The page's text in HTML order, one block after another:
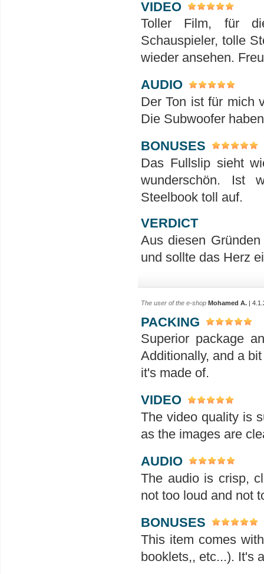
VIDEO
Toller Film, für
Schauspieler, tolle
wieder ansehen.
AUDIO
Der Ton ist für mich
Die Subwoofer
BONUSES
Das Fullslip sieht
wunderschön. Ist
Steelbook toll auf.
VERDICT
Aus diesen
und sollte das Herz
The user of the e-shop Mohamed A. |
PACKING
Superior package
Additionally, and a
it's made of.
VIDEO
The video quality is
as the images are
AUDIO
The audio is crisp,
not too loud and not
BONUSES
This item comes
booklets,, etc...). It's